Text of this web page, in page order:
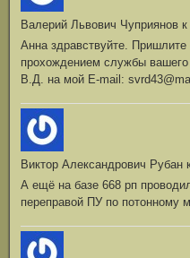
Валерий Львович Чуприянов к
Анна здравствуйте.
прохождением службы
В.Д. на мой Е-mail:
Виктор Александрович Рубан
А ещё на базе 668 рп
переправой ПУ по потонному